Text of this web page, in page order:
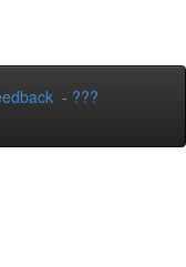
- ???